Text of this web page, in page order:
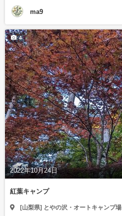
ma9
2022年10月24日
4
紅葉キャンプ
[山梨県] とやの沢・オートキャンプ場